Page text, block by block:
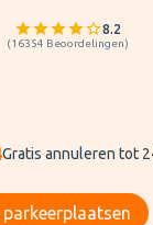
8.2
(16354 Beoordelingen)
Gratis annuleren tot